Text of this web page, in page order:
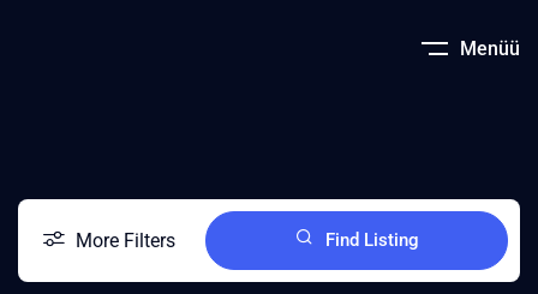
Menüü
More Filters Find Listing